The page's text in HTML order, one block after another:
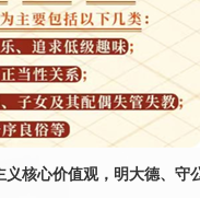
核心价值观，明大德、守